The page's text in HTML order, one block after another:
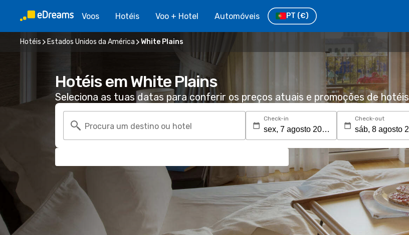
Voos Hotéis Voo + Hotel Automóveis PT (€)
Hotéis Estados Unidos da América White Plains
Hotéis em White Plains
Seleciona as tuas datas para conferir os preços atuais e promoções de hotéis
Procura um destino ou hotel
Check-in Check-out